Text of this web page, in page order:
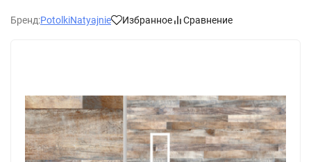
Бренд:PotolkiNatyajnie Избранное Сравнение